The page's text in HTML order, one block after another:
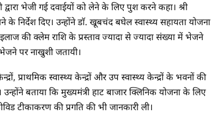
भेजी गई दवाईयों को लेने के लिए पुश करने कहा। श्री
निर्देश दिए। उन्होंने डाॅ. खूबचंद बघेल स्वास्थ्य सहायता योजना
की क्लेम राशि के प्रस्ताव ज्यादा से ज्यादा संख्या में भेजने
पर नाखुशी जतायी।
प्राथमिक स्वास्थ्य केन्द्रों और उप स्वास्थ्य केन्द्रों के भवनों की
बताया कि मुख्यमंत्री हाट बाजार क्लिनिक योजना के लिए
टीकाकरण की प्रगति की भी जानकारी ली।